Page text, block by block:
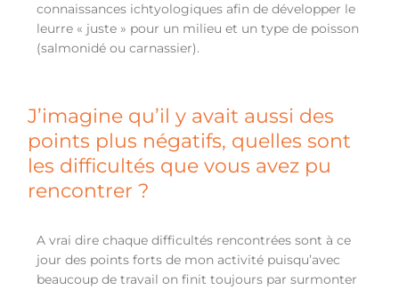
connaissances ichtyologiques afin de développer le
leurre « juste » pour un milieu et un type de poisson
(salmonidé ou carnassier).
J’imagine qu’il y avait aussi des
points plus négatifs, quelles sont
les difficultés que vous avez pu
rencontrer ?
A vrai dire chaque difficultés rencontrées sont à ce
jour des points forts de mon activité puisqu’avec
beaucoup de travail on finit toujours par surmonter